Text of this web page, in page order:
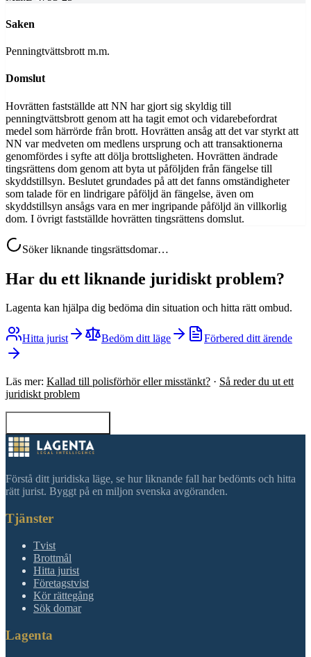
Saken
Penningtvättsbrott m.m.
Domslut
Hovrätten fastställde att NN har gjort sig skyldig till
penningtvättsbrott genom att ha tagit emot och vidarebefordrat
medel som härrörde från brott. Hovrätten ansåg att det var styrkt att
NN var medveten om medlens ursprung och att transaktionerna
genomfördes i syfte att dölja brottsligheten. Hovrätten ändrade
tingsrättens dom genom att byta ut påföljden från fängelse till
skyddstillsyn. Beslutet grundades på att det fanns omständigheter
som talade för en lindrigare påföljd än fängelse, även om
skyddstillsyn ansågs vara en mer ingripande påföljd än villkorlig
dom. I övrigt fastställde hovrätten tingsrättens domslut.
Söker liknande tingsrättsdomar…
Har du ett liknande juridiskt problem?
Lagenta kan hjälpa dig bedöma din situation och hitta rätt ombud.
Hitta jurist Bedöm ditt läge Förbered ditt ärende
Läs mer: Kallad till polisförhör eller misstänkt? · Så reder du ut ett
juridiskt problem
Förstå ditt juridiska läge, se hur liknande fall har bedömts och hitta
rätt jurist. Byggt på en miljon svenska avgöranden.
Tjänster
Tvist
Brottmål
Hitta jurist
Företagstvist
Kör rättegång
Sök domar
Lagenta